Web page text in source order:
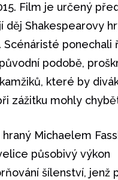
Film je určený
děj Shakespearovy
Scénáristé ponechali
podobě,
které by
zážitku mohly
hraný Michaelem
působivý výkon
šílenství, jenž